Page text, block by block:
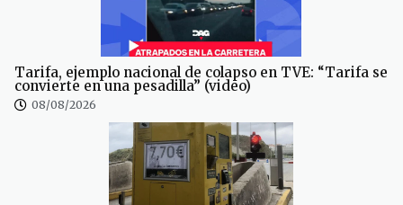
Tarifa, ejemplo nacional de colapso en TVE: “Tarifa se
convierte en una pesadilla” (video)
08/08/2026